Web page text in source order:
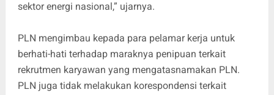
sektor energi nasional,” ujarnya.
PLN mengimbau kepada para pelamar kerja untuk
berhati-hati terhadap maraknya penipuan terkait
rekrutmen karyawan yang mengatasnamakan PLN.
PLN juga tidak melakukan korespondensi terkait